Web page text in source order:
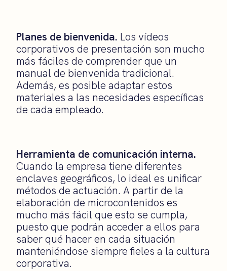
Planes de bienvenida. Los vídeos
corporativos de presentación son mucho
más fáciles de comprender que un
manual de bienvenida tradicional.
Además, es posible adaptar estos
materiales a las necesidades específicas
de cada empleado.
Herramienta de comunicación interna.
Cuando la empresa tiene diferentes
enclaves geográficos, lo ideal es unificar
métodos de actuación. A partir de la
elaboración de microcontenidos es
mucho más fácil que esto se cumpla,
puesto que podrán acceder a ellos para
saber qué hacer en cada situación
manteniéndose siempre fieles a la cultura
corporativa.